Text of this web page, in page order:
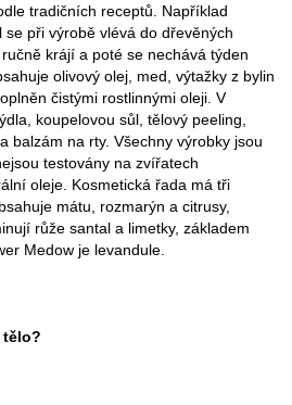
tradičních receptů. Například
při výrobě vlévá do dřevěných
krájí a poté se nechává týden
olivový olej, med, výtažky z bylin
čistými rostlinnými oleji. V
koupelovou sůl, tělový peeling,
balzám na rty. Všechny výrobky jsou
testovány na zvířatech
oleje. Kosmetická řada má tři
mátu, rozmarýn a citrusy,
růže santal a limetky, základem
Medow je levandule.
tělo?